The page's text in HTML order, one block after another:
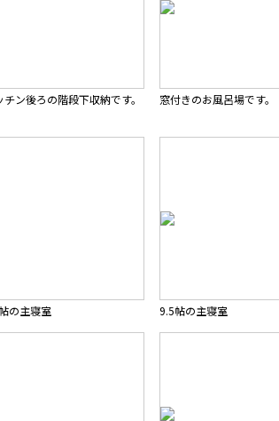
チン後ろの階段下収納です。 窓付きのお風呂場です。
の主寝室 9.5帖の主寝室